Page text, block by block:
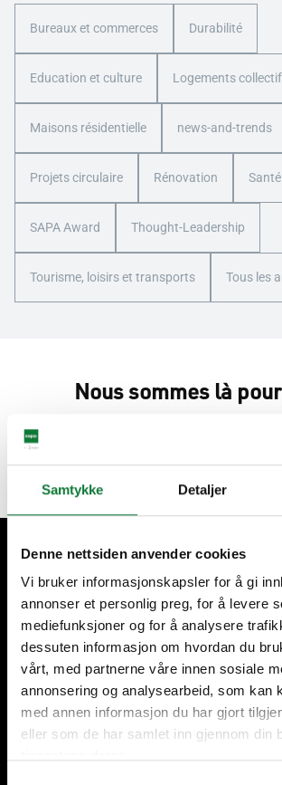
Samtykke Detaljer
Denne nettsiden anvender cookies
Vi bruker informasjonskapsler for å gi
annonser et personlig preg, for å levere
mediefunksjoner og for å analysere
dessuten informasjon om hvordan du
vårt, med partnerne våre innen sosiale
annonsering og analysearbeid, som kan
med annen informasjon du har gjort
eller som de har samlet inn gjennom din
Bureaux et commerces Durabilité
Education et culture Logements
Maisons résidentielle news-and-trends
Projets circulaire Rénovation
SAPA Award Thought-Leadership
Tourisme, loisirs et transports Tous les
Nous sommes là
Nos clients sont notre
La circularité est dans
notre ADN.
Fabriqué en